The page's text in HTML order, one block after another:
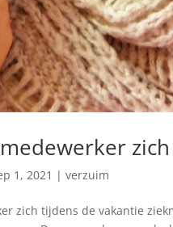
1, 2021 |verzuim
zich tijdens de vakantie